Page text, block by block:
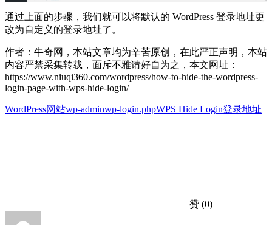
通过上面的步骤，我们就可以将默认的 WordPress 登录地址更
改为自定义的登录地址了。
作者：牛奇网，本站文章均为辛苦原创，在此严正声明，本站
内容严禁采集转载，面斥不雅请好自为之，本文网址：
https://www.niuqi360.com/wordpress/how-to-hide-the-wordpress-
login-page-with-wps-hide-login/
WordPress网站wp-adminwp-login.phpWPS Hide Login登录地址
赞 (0)